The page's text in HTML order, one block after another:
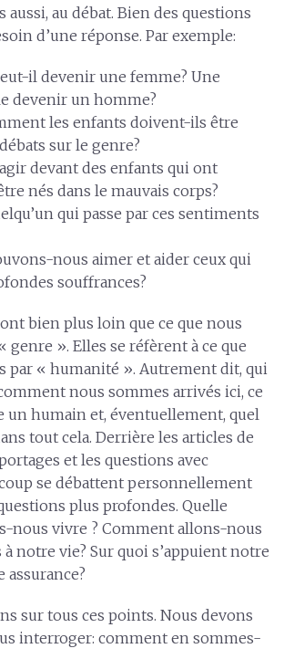
au débat. Bien des questions
d’une réponse. Par exemple:
il devenir une femme? Une
devenir un homme?
les enfants doivent-ils être
sur le genre?
devant des enfants qui ont
nés dans le mauvais corps?
qui passe par ces sentiments
nous aimer et aider ceux qui
souffrances?
bien plus loin que ce que nous
genre ». Elles se réfèrent à ce que
par « humanité ». Autrement dit, qui
nous sommes arrivés ici, ce
un humain et, éventuellement, quel
tout cela. Derrière les articles de
et les questions avec
se débattent personnellement
plus profondes. Quelle
nous vivre ? Comment allons-nous
notre vie? Sur quoi s’appuient notre
sur tous ces points. Nous devons
interroger: comment en sommes-